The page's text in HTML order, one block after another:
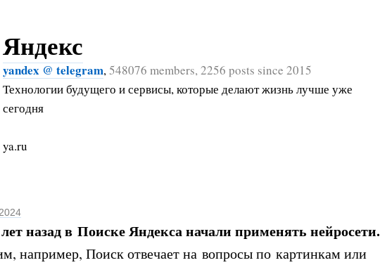
Яндекс
yandex @ telegram,548076 members, 2256 posts since 2015
Технологии будущего и сервисы, которые делают жизнь лучше уже
сегодня
ya.ru
назад в Поиске Яндекса начали применять нейросети.
например, Поиск отвечает на вопросы по картинкам или